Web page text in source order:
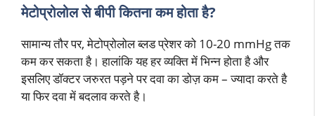
मेटोप्रोलोलसे बीपी कितना कम होता है?
सामान्य तौर पर, मेटोप्रोलोल ब्लड प्रेशर को 10-20 mmHg तक
कम कर सकता है। हालांकि यह हर व्यक्ति में भिन्न होता है और
इसलिए डॉक्टर जरुरत पड़ने पर दवा का डोज़ कम – ज्यादा करते है
या फिर दवा में बदलाव करते है।